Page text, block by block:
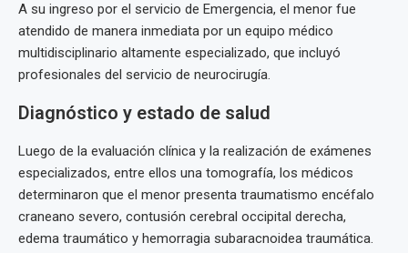
A su ingreso por el servicio de Emergencia, el menor fue
atendido de manera inmediata por un equipo médico
multidisciplinario altamente especializado, que incluyó
profesionales del servicio de neurocirugía.
Diagnóstico y estado de salud
Luego de la evaluación clínica y la realización de exámenes
especializados, entre ellos una tomografía, los médicos
determinaron que el menor presenta traumatismo encéfalo
craneano severo, contusión cerebral occipital derecha,
edema traumático y hemorragia subaracnoidea traumática.